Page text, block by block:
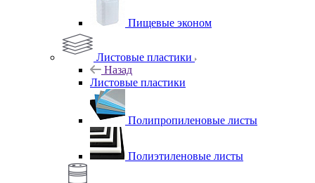
Пищевые эконом
Листовые пластики
Назад
Листовые пластики
Полипропиленовые листы
Полиэтиленовые листы